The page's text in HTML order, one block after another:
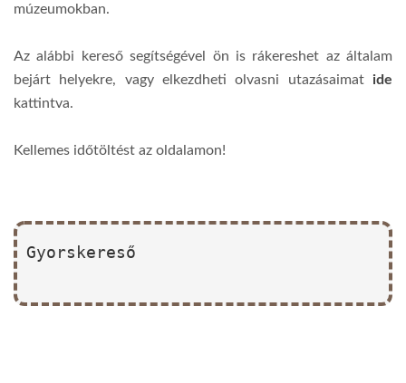
múzeumokban.
Az alábbi kereső segítségével ön is rákereshet az általam
bejárt helyekre, vagy elkezdheti olvasni utazásaimat ide
kattintva.
Kellemes időtöltést az oldalamon!
Gyorskereső